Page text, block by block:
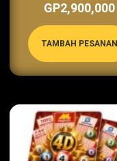
GP2,900,000
TAMBAH PESANAN